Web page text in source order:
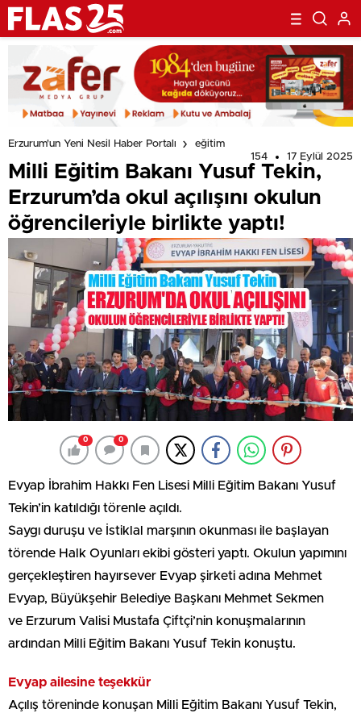
Erzurum'un Yeni Nesil Haber Portalı
eğitim
154
17 Eylül 2025
Milli Eğitim Bakanı Yusuf Tekin,
Erzurum’da okul açılışını okulun
öğrencileriyle birlikte yaptı!
0 0
Evyap İbrahim Hakkı Fen Lisesi Milli Eğitim Bakanı Yusuf
Tekin’in katıldığı törenle açıldı.
Saygı duruşu ve İstiklal marşının okunması ile başlayan
törende Halk Oyunları ekibi gösteri yaptı. Okulun yapımını
gerçekleştiren hayırsever Evyap şirketi adına Mehmet
Evyap, Büyükşehir Belediye Başkanı Mehmet Sekmen
ve Erzurum Valisi Mustafa Çiftçi’nin konuşmalarının
ardından Milli Eğitim Bakanı Yusuf Tekin konuştu.
Evyap ailesine teşekkür
Açılış töreninde konuşan Milli Eğitim Bakanı Yusuf Tekin,